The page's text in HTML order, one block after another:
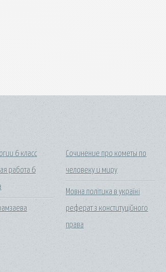
6 класс
работа 6
Сочинение про кометы по
человеку и миру
Мовна політика в україні
реферат з конституційного
права